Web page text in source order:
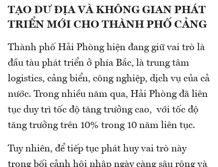
TẠO DƯ ĐỊA VÀ KHÔNG GIAN PHÁT
TRIỂN MỚI CHO THÀNH PHỐ CẢNG
Thành phố Hải Phòng hiện đang giữ vai trò là
đầu tàu phát triển ở phía Bắc, là trung tâm
logistics, cảng biển, công nghiệp, dịch vụ của cả
nước. Trong nhiều năm qua, Hải Phòng đã liên
tục duy trì tốc độ tăng trưởng cao, với tốc độ
tăng trưởng trên 10% trong 10 năm liên tục.
Tuy nhiên, để tiếp tục phát huy vai trò này
trong bối cảnh hội nhập ngày càng sâu rộng và